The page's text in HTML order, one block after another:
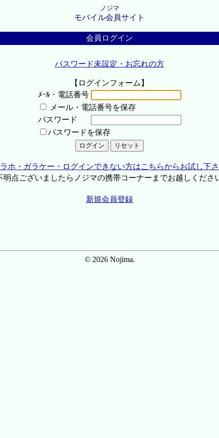
ノジマ
モバイル会員サイト
会員ログイン
パスワード未設定・お忘れの方
【ログインフォーム】
ﾒｰﾙ・電話番号
メール・電話番号を保存
パスワード
パスワードを保存
ホ・ガラケー・ログインできない方はこちらからお試し下
点ございましたらノジマの携帯コーナーまでお越しくださ
新規会員登録
© 2026 Nojima.